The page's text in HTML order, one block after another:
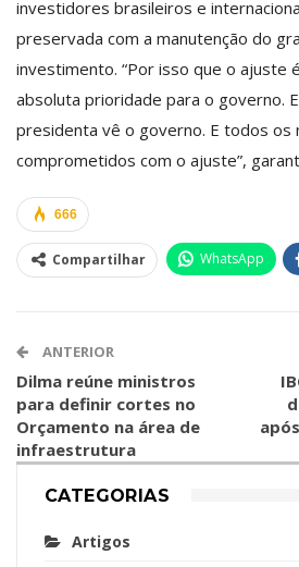
investidores brasileiros e
preservada com a manutenção do
investimento. “Por isso que o ajuste
absoluta prioridade para o governo.
presidenta vê o governo. E todos os
comprometidos com o ajuste”,
666
Compartilhar WhatsApp
ANTERIOR
Dilma reúne ministros
para definir cortes no
Orçamento na área de
infraestrutura
CATEGORIAS
Artigos